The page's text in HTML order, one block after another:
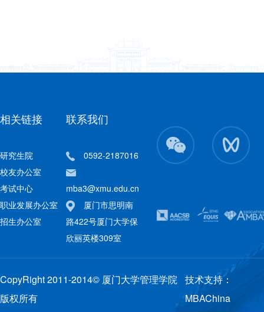
相关链接
研究生院
校友办公室
考试中心
职业发展办公室
招生办公室
联系我们
0592-2187016
mba3@xmu.edu.cn
厦门市思明南
路422号厦门大学保
欣丽英楼309室
CopyRight 2011-2014© 厦门大学管理学院
版权所有
技术支持：
MBAChina